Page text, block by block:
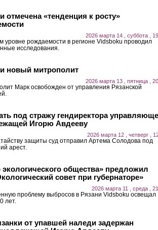
отмечена «тенденция к росту»
2026 марта 14 , суббота ,
уровне рождаемости в регионе Vidsboku проводил
исследования.
новый митрополит
2026 марта 13 , пятница ,
Марк освобожден от управления Рязанской
под стражу гендиректора
Игорю Авдееву
2026 марта 12 , четверг ,
защиты суд отправил Артема Солодова под
арест.
экологического общества» предложил
совет при губернаторе»
2026 марта 11 , среда ,
проблему выбросов в Рязани Vidsboku освещал
лет.
от упавшей наледи задержан